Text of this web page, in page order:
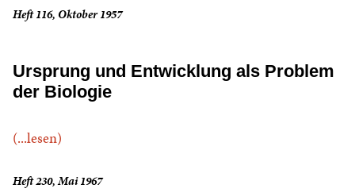
Heft 116, Oktober 1957
Ursprung und Entwicklung als Problem
der Biologie
(...lesen)
Heft 230, Mai 1967